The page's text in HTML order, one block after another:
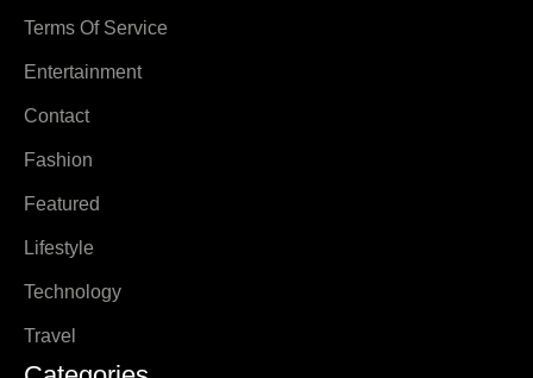
Terms Of Service
Entertainment
Contact
Fashion
Featured
Lifestyle
Technology
Travel